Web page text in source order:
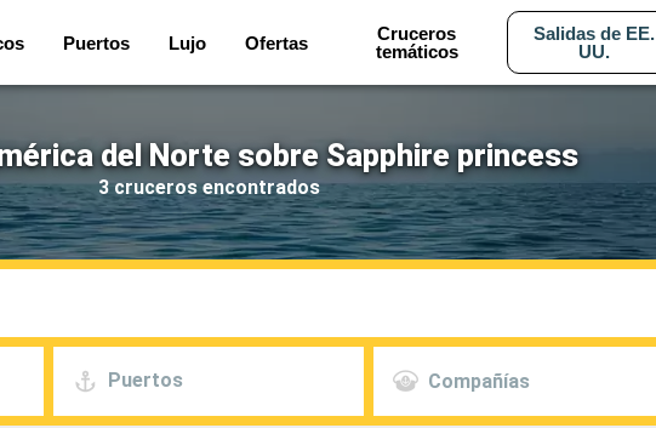
Puertos Lujo Ofertas
Cruceros
temáticos
Salidas de EE.
UU.
del Norte sobre Sapphire princess
3 cruceros encontrados
Puertos Compañías